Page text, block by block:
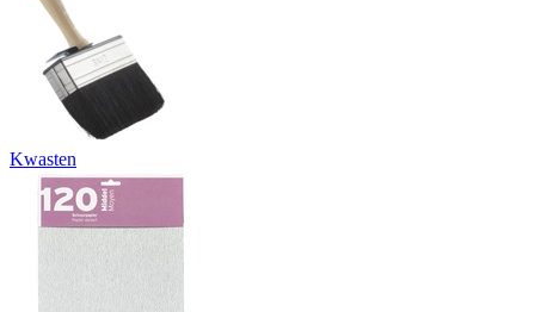
Kwasten